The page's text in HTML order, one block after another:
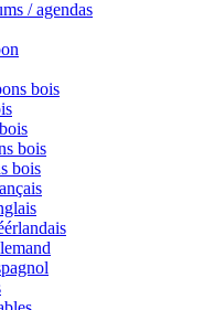
/ agendas
bois
bois
bois